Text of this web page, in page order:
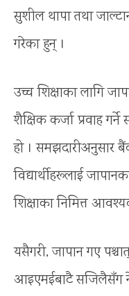
सुशील थापा तथा
गरेका हुन् ।
उच्च शिक्षाका लागि
शैक्षिक कर्जा प्रवाह
हो । समझदारीअनुसार
विद्यार्थीहरूलाई
शिक्षाका निमित्त
यसैगरी, जापान गए
आइएमईबाटै सजिलैसँग